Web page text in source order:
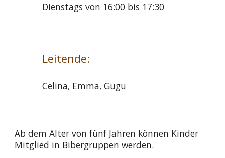
Dienstags von 16:00 bis 17:30
Leitende:
Celina, Emma, Gugu
Ab dem Alter von fünf Jahren können Kinder
Mitglied in Bibergruppen werden.